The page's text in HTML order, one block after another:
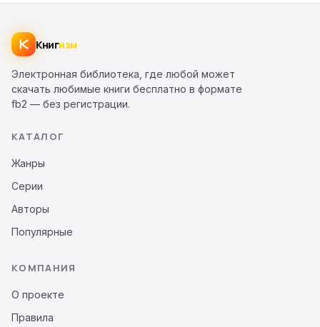
Книгизм
Электронная библиотека, где любой может
скачать любимые книги бесплатно в формате
fb2 — без регистрации.
КАТАЛОГ
Жанры
Серии
Авторы
Популярные
КОМПАНИЯ
О проекте
Правила